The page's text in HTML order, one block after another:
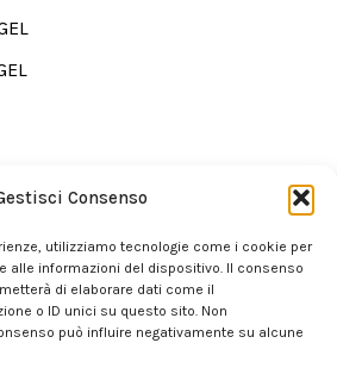
Consenso
utilizziamo tecnologie come i cookie per
alle informazioni del dispositivo. Il consenso
di elaborare dati come il
o ID unici su questo sito. Non
può influire negativamente su alcune